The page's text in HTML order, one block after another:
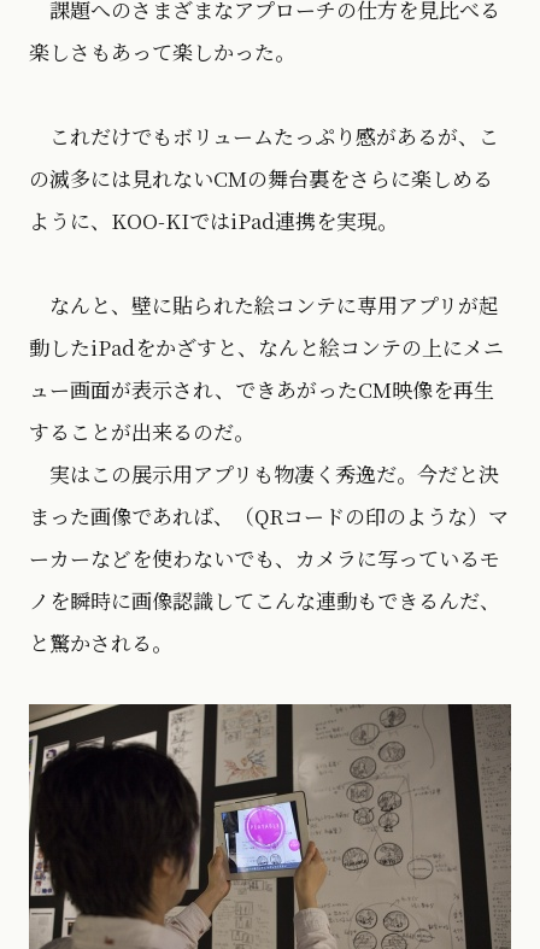
課題へのさまざまなアプローチの仕方を見比べる
楽しさもあって楽しかった。
これだけでもボリュームたっぷり感があるが、こ
の滅多には見れないCMの舞台裏をさらに楽しめる
ように、KOO-KIではiPad連携を実現。
なんと、壁に貼られた絵コンテに専用アプリが起
動したiPadをかざすと、なんと絵コンテの上にメニ
ュー画面が表示され、できあがったCM映像を再生
することが出来るのだ。
実はこの展示用アプリも物凄く秀逸だ。今だと決
まった画像であれば、（QRコードの印のような）マ
ーカーなどを使わないでも、カメラに写っているモ
ノを瞬時に画像認識してこんな連動もできるんだ、
と驚かされる。